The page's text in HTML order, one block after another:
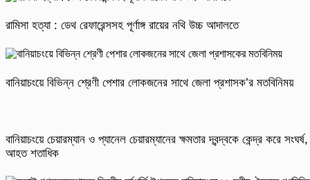
রামিসা হত্যা : ডেথ রেফারেন্সসহ পূর্ণাঙ্গ রায়ের নথি উচ্চ আদালতে
বানিয়াচংয়ে বিভিন্ন শ্রেণী পেশার লোকজনের সাথে জেলা প্রশাসক’র মতবিনিময়
বানিয়াচংয়ে চেয়ারম্যান ও প্যানেল চেয়ারম্যানের ক্ষমতার দ্বন্দ্বকে কেন্দ্র করে সংঘর্ষ,
আহত শতাধিক